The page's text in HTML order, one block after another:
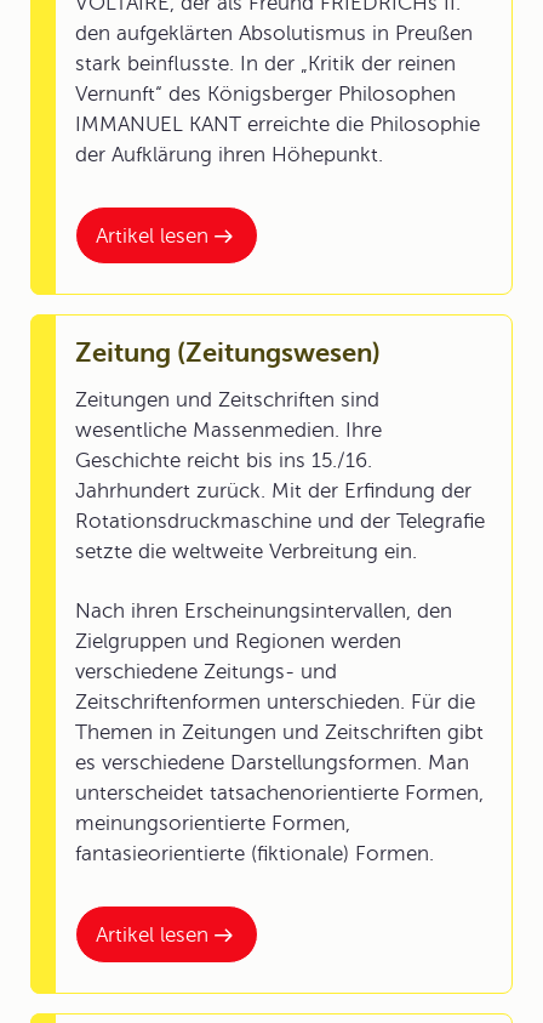
Artikel lesen
den aufgeklärten Absolutismus in Preußen
stark beinflusste. In der „Kritik der reinen
Vernunft“ des Königsberger Philosophen
IMMANUEL KANT erreichte die Philosophie
der Aufklärung ihren Höhepunkt.
Artikel lesen
Zeitung (Zeitungswesen)
Zeitungen und Zeitschriften sind
wesentliche Massenmedien. Ihre
Geschichte reicht bis ins 15./16.
Jahrhundert zurück. Mit der Erfindung der
Rotationsdruckmaschine und der Telegrafie
setzte die weltweite Verbreitung ein.
Nach ihren Erscheinungsintervallen, den
Zielgruppen und Regionen werden
verschiedene Zeitungs- und
Zeitschriftenformen unterschieden. Für die
Themen in Zeitungen und Zeitschriften gibt
es verschiedene Darstellungsformen. Man
unterscheidet tatsachenorientierte Formen,
meinungsorientierte Formen,
fantasieorientierte (fiktionale) Formen.